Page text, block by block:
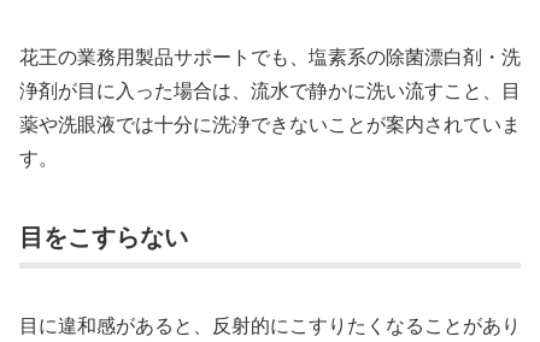
花王の業務用製品サポートでも、塩素系の除菌漂白剤・洗
浄剤が目に入った場合は、流水で静かに洗い流すこと、目
薬や洗眼液では十分に洗浄できないことが案内されていま
す。
目をこすらない
目に違和感があると、反射的にこすりたくなることがあり